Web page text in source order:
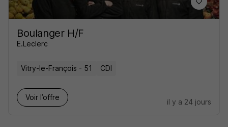
Boulanger H/F
E.Leclerc
Vitry-le-François - 51 CDI
Voir l’offre
il y a 24 jours